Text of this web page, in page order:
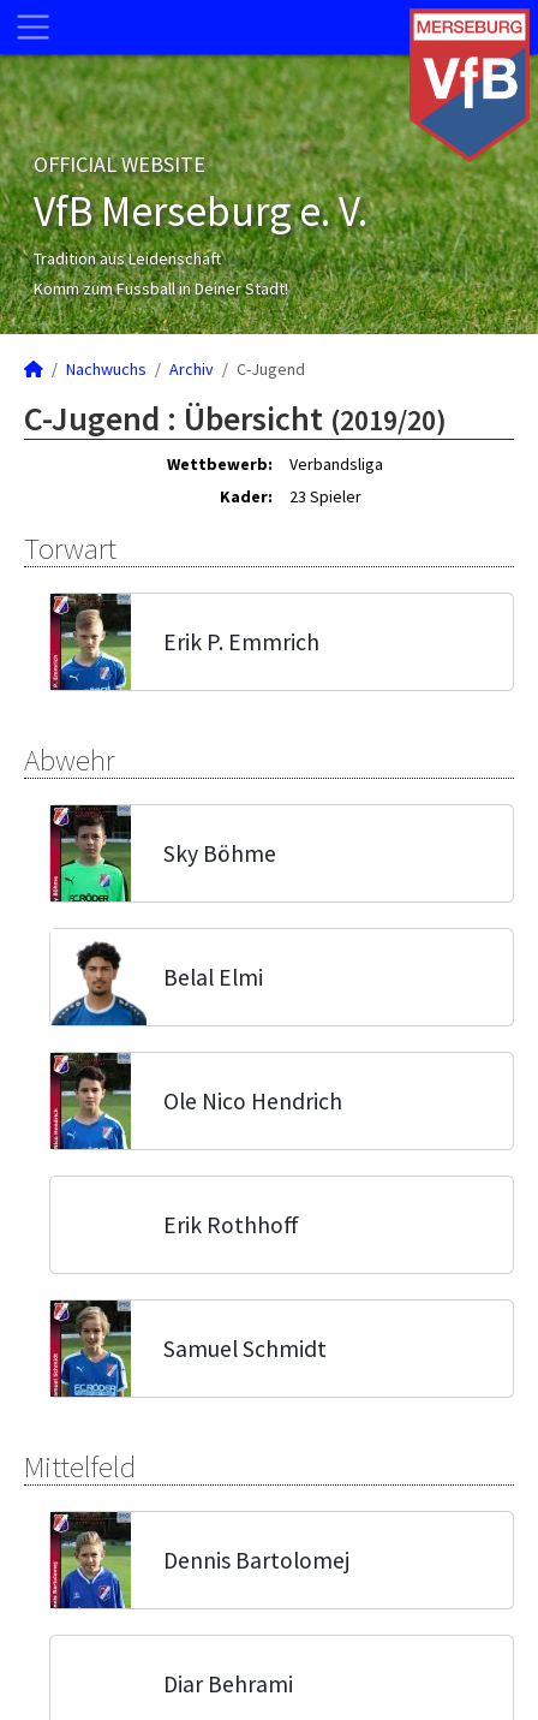
OFFICIAL WEBSITE
VfB Merseburg e. V.
Tradition aus Leidenschaft
Komm zum Fussball in Deiner Stadt!
Nachwuchs Archiv C-Jugend
C-Jugend : Übersicht (2019/20)
Wettbewerb:
Verbandsliga
Kader:
23 Spieler
Torwart
Erik P. Emmrich
Abwehr
Sky Böhme
Belal Elmi
Ole Nico Hendrich
Erik Rothhoff
Samuel Schmidt
Mittelfeld
Dennis Bartolomej
Diar Behrami